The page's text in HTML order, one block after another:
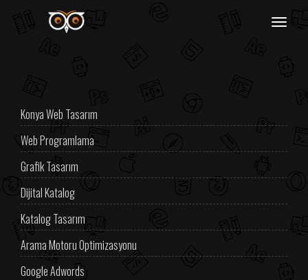
MENÜ
Konya Web Tasarım
Web Programlama
Grafik Tasarım
Dijital Katalog
Katalog Tasarım
Arama Motoru Optimizasyonu
Google Adwords